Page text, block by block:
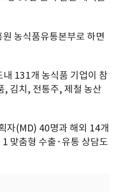
농식품유통본부로 하면
131개 농식품 기업이 참
, 김치, 전통주, 제철 농산
자(MD) 40명과 해외 14개
맞춤형 수출·유통 상담도